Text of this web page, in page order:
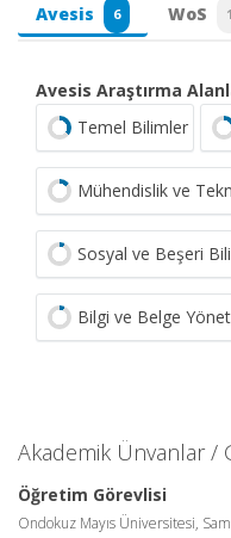
Avesis 6 WoS
Avesis Araştırma
Temel Bilimler
Mühendislik ve
Sosyal ve Beşeri
Bilgi ve Belge
Akademik Ünvanlar /
Öğretim Görevlisi
Ondokuz Mayıs Üniversitesi,